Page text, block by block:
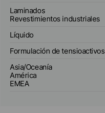
Laminados
Revestimientos industriales
Líquido
Formulación de tensioactivos
Asia/Oceanía
América
EMEA